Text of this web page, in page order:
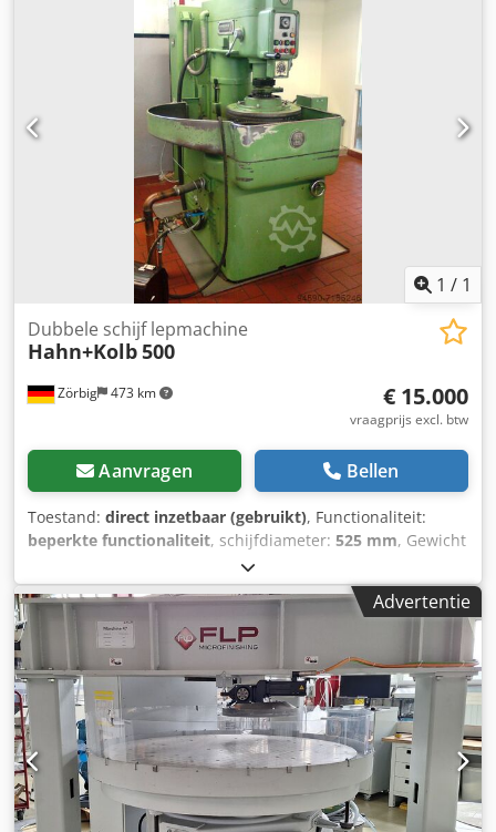
1 / 1
Zörbig 473 km
Dubbele schijf lepmachine
Hahn+Kolb500
€ 15.000
vraagprijs excl. btw
Aanvragen Bellen
Toestand: direct inzetbaar (gebruikt), Functionaliteit:
beperkte functionaliteit, schijfdiameter: 525 mm, Gewicht
ca. 1.900 kg Afmetingen (LxBxH) ca. 1.800x1500x2200mm
werkschijfdiameter 525 mm Grootste schijfringbreedte 175
mm Grootste werkstukafmeting 170 mm Toerental van de
werkende schijf 45/70/90/140 tpm
Hoofdaandrijvingsvermogen 4,0 kW aansluiting 400V/50Hz
noodstopschakelaar conventionele besturing met
bedieningspaneel Dcsdpfx Abjh Invrj Eek Volwaardige
lapmachine, conventionele besturing
Advertentie